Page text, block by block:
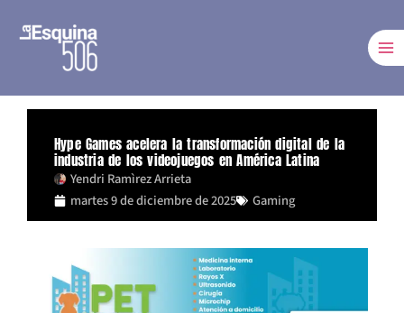
Hype Games acelera la transformación digital de la
industria de los videojuegos en América Latina
Yendri Ramìrez Arrieta
martes 9 de diciembre de 2025
Gaming